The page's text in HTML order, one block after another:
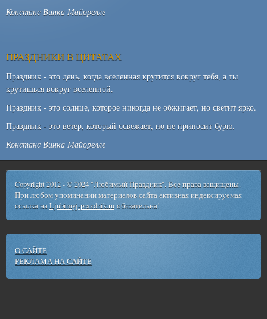
Констанс Винка Майорелле
ПРАЗДНИКИ В ЦИТАТАХ
Праздник - это день, когда вселенная крутится вокруг тебя, а ты
крутишься вокруг вселенной.
Праздник - это солнце, которое никогда не обжигает, но светит ярко.
Праздник - это ветер, который освежает, но не приносит бурю.
Констанс Винка Майорелле
Copyright 2012 - © 2024 "Любимый Праздник". Все права защищены.
При любом упоминании материалов сайта активная индексируемая
ссылка наLjubimyj-prazdnik.ru обязательна!
О САЙТЕ
РЕКЛАМА НА САЙТЕ